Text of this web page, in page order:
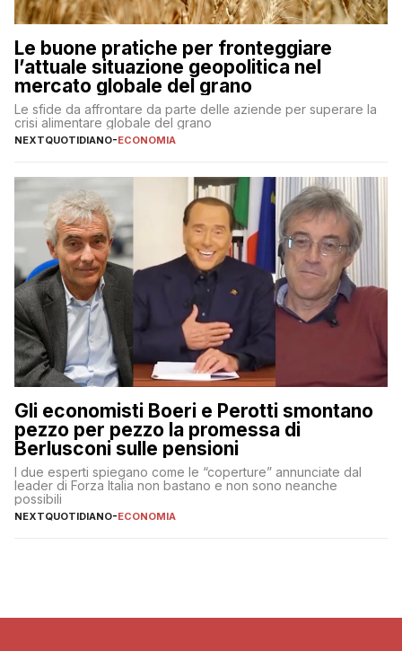
Le buone pratiche per fronteggiare
l’attuale situazione geopolitica nel
mercato globale del grano
Le sfide da affrontare da parte delle aziende per superare la
crisi alimentare globale del grano
NEXTQUOTIDIANO-ECONOMIA
Gli economisti Boeri e Perotti smontano
pezzo per pezzo la promessa di
Berlusconi sulle pensioni
I due esperti spiegano come le “coperture” annunciate dal
leader di Forza Italia non bastano e non sono neanche
possibili
NEXTQUOTIDIANO-ECONOMIA